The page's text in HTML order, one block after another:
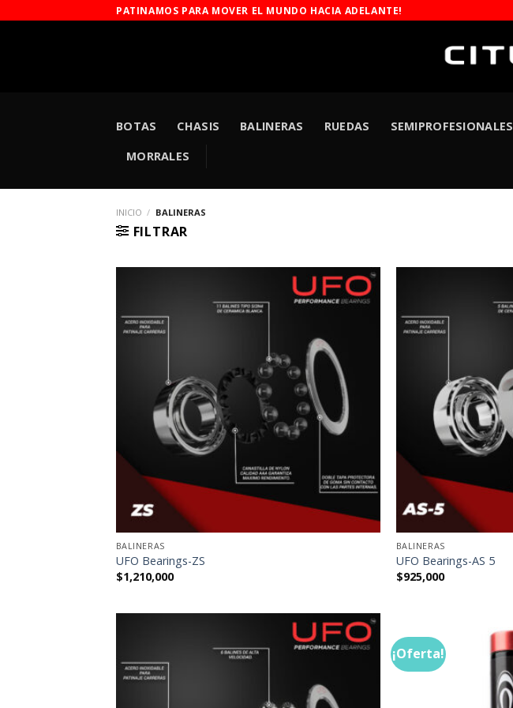
PATINAMOS PARA MOVER EL MUNDO HACIA ADELANTE!
BOTAS CHASIS BALINERAS RUEDAS SEMIPROFESIONALES
MORRALES
INICIO / BALINERAS
FILTRAR
BALINERAS
UFO Bearings-ZS
$1,210,000
BALINERAS
UFO Bearings-AS 5
$925,000
¡Oferta!